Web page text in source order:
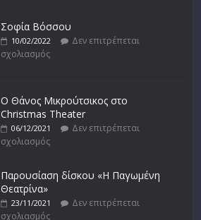
Σοφία Βόσσου
10/02/2022
Δεν επιτρέπεται
σχολιασμός
Ο Θάνος Μικρούτσικος στο
Christmas Theater
06/12/2021
Δεν επιτρέπεται
σχολιασμός
Παρουσίαση δίσκου «Η Παγωμένη
Θεατρίνα»
23/11/2021
Δεν επιτρέπεται
σχολιασμός